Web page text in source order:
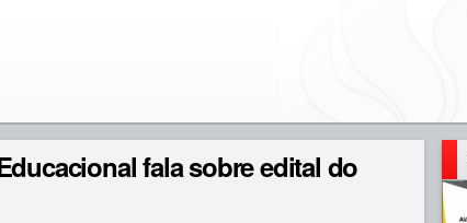
fala sobre edital do